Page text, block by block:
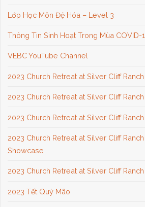
Lớp Học Môn Đệ Hóa – Level 3
Thông Tin Sinh Hoạt Trong Mùa COVID-
VEBC YouTube Channel
2023 Church Retreat at Silver Cliff Ranch
2023 Church Retreat at Silver Cliff Ranch
2023 Church Retreat at Silver Cliff
2023 Church Retreat at Silver Cliff
Showcase
2023 Church Retreat at Silver Cliff
2023 Tết Quý Mão